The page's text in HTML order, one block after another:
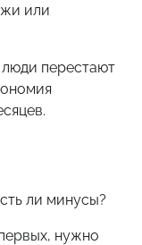
или
перестают
ли минусы?
нужно